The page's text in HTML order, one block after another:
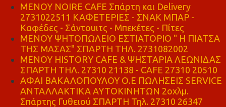
MENOY NOIRE CAFE Σπάρτη και Delivery
2731022511 ΚΑΦΕΤΕΡΙΕΣ - ΣΝΑΚ ΜΠΑΡ -
Καφέδες - Σάντουιτς - Μπεκέτες - Πίτες
ΜΕΝΟΥ ΨΗΤΟΠΩΛΕΙΟ ΕΣΤΙΑΤΟΡΙΟ " Η ΠΙΑΤΣΑ
ΤΗΣ ΜΑΣΑΣ" ΣΠΑΡΤΗ ΤΗΛ. 2731082002
ΜΕΝΟΥ HISTORY CAFE & ΨΗΣΤΑΡΙΑ ΛΕΩΝΙΔΑΣ
ΣΠΑΡΤΗ ΤΗΛ. 27310 21138 - CAFE 27310 20510
ΑΦΑΙ ΒΑΚΑΛΟΠΟΥΛΟΥ Ο.Ε ΠΩΛΗΣΕΙΣ SERVICE
ΑΝΤΑΛΛΑΚΤΙΚΑ ΑΥΤΟΚΙΝΗΤΩΝ 2οχλμ.
Σπάρτης Γυθειού ΣΠΑΡΤΗ Τηλ. 27310 26347